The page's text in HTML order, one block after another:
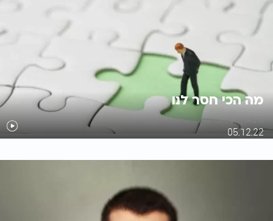
מה הכי חסר לנו
הרב אלדד שמואלי
05.12.22